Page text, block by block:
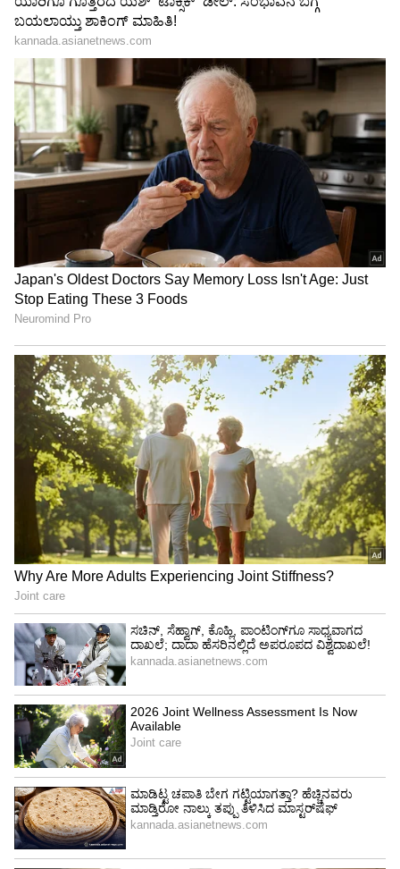
ಆಸೆ ಪೂರ್ಣ ಆಗೋದನ್ನು ನೋಡದೆ ಹೋದ್ರಿ: ಶ್ವೇತಾ
ಆರ್‌ ಪ್ರಸಾದ್
Dileep Raj Death: ದಿಲೀಪ್‌ ರಾಜ್‌ ಹೀಗೆ ಹೋದ್ರೆ,
ನಿನ್ನನ್ನು ನಂಬಿಕೊಂಡೋರ್‌ ಕಥೆ ಏನೋ!: ಸುಷ್ಮಾ
ಭಾರದ್ವಾಜ್
6
Image Credit :Instagram
ಎದೆನೋವು- ಸ್ಮಾರ್ಟ್​ವಾಚ್​
ಅವರಿಗೆ ಎದೆ ನೋವು ಕಾಣಿಸಿಕೊಂಡಿತ್ತಂತೆ. ಆಗ ಅವರು
ಅದನ್ನು ನಿರ್ಲಕ್ಷ್ಯ ಮಾಡಿದರು. ಅಂದರೆ, ತಮ್ಮ ಬಳಿ ಇದ್ದ
ಸ್ಮಾರ್ಟ್ ವಾಚ್ ಮೂಲಕ ಹೃದಯ ಹಾರ್ಟ್​ ಬೀಟ್​ ನನ್ನು
ಚೆಕ್​ ಮಾಡಿಕೊಂಡಿದ್ದರು ಎನ್ನಲಾಗಿದೆ. ಆದರೆ ಅದರಲ್ಲಿ
ಹೃದಯದ ಬಡಿತ ಎಲ್ಲಾ ಸರಿಯಾಗಿಯೇ ತೋರಿಸಿತ್ತು.
ಆದ್ದರಿಂದ ನಟ, ಈ ಬಗ್ಗೆ ಎಚ್ಚರಿಕೆ ತೆಗೆದುಕೊಳ್ಳಲೇ ಇಲ್ಲ
ಎನ್ನಲಾಗುತ್ತಿದೆ.
4